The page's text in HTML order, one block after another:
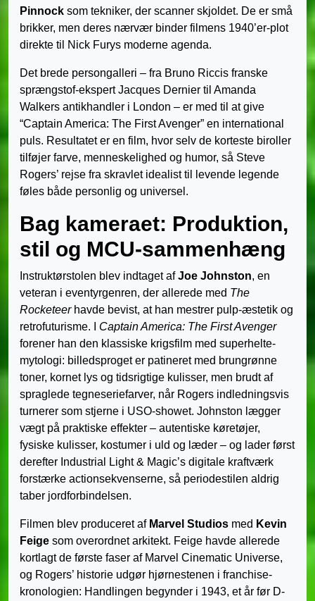
Pinnock som tekniker, der scanner skjoldet. De er små
brikker, men deres nærvær binder filmens 1940’er-plot
direkte til Nick Furys moderne agenda.
Det brede persongalleri – fra Bruno Riccis franske
sprængstof-ekspert Jacques Dernier til Amanda
Walkers antikhandler i London – er med til at give
“Captain America: The First Avenger” en international
puls. Resultatet er en film, hvor selv de korteste biroller
tilføjer farve, menneskelighed og humor, så Steve
Rogers’ rejse fra skravlet idealist til levende legende
føles både personlig og universel.
Bag kameraet: Produktion,
stil og MCU-sammenhæng
Instruktørstolen blev indtaget afJoe Johnston, en
veteran i eventyrgenren, der allerede med The
Rocketeerhavde bevist, at han mestrer pulp-æstetik og
retrofuturisme. I Captain America: The First Avenger
forener han den klassiske krigsfilm med superhelte­
mytologi: billedsproget er patineret med brungrønne
toner, kornet lys og tidsrigtige kulisser, men brudt af
spraglede tegneserie­farver, når Rogers indledningsvis
turnerer som stjerne i USO-showet. Johnston lægger
vægt på praktiske effekter – autentiske køretøjer,
fysiske kulisser, kostumer i uld og læder – og lader først
derefter Industrial Light & Magic’s digitale kraftværk
forstærke action­sekvenserne, så periodestilen aldrig
taber jordforbindelsen.
Filmen blev produceret af Marvel Studios med Kevin
Feige som overordnet arkitekt. Feige havde allerede
kortlagt de første faser af Marvel Cinematic Universe,
og Rogers’ historie udgør hjørnestenen i franchise-
kronologien: Handlingen begynder i 1943, et år før D-